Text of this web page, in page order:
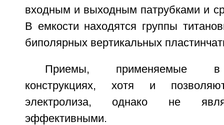
входным и выходным патрубками и
В емкости находятся группы
биполярных вертикальных
Приемы, применяемые в
конструкциях, хотя и
электролиза, однако не
эффективными.